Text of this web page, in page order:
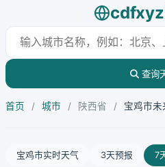
cdfxyz
查询
首页 / 城市 / 陕西省 / 宝鸡市未
宝鸡市实时天气 3天预报 7